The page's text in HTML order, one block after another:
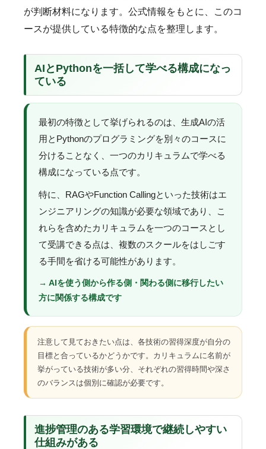
が判断材料になります。公式情報をもとに、このコ
ースが提供している特徴的な点を整理します。
AIとPythonを一括して学べる構成になっ
ている
最初の特徴として挙げられるのは、生成AIの活
用とPythonのプログラミングを別々のコースに
分けることなく、一つのカリキュラムで学べる
構成になっている点です。
特に、RAGやFunction Callingといった技術はエ
ンジニアリングの知識が必要な領域であり、こ
れらを含めたカリキュラムを一つのコースとし
て受講できる点は、複数のスクールをはしごす
る手間を省ける可能性があります。
→ AIを使う側から作る側・関わる側に移行したい
方に関係する構成です
注意して見ておきたい点は、各技術の習得深度が自分の
目標と合っているかどうかです。カリキュラムに名前が
挙がっている技術が多い分、それぞれの習得時間や深さ
のバランスは個別に確認が必要です。
進捗管理のある学習環境で継続しやすい
仕組みがある